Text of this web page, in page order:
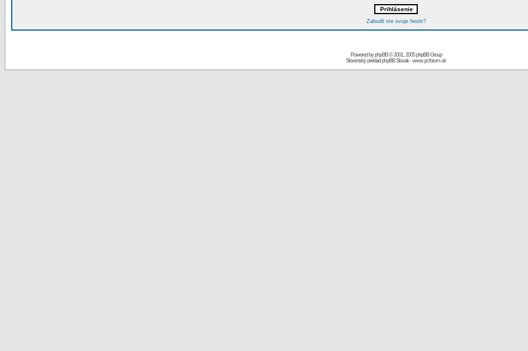
Zabudli ste svoje heslo?
Powered byphpBB© 2001, 2005 phpBB Group
Slovenský preklad phpBB Slovak-www.pcforum.sk